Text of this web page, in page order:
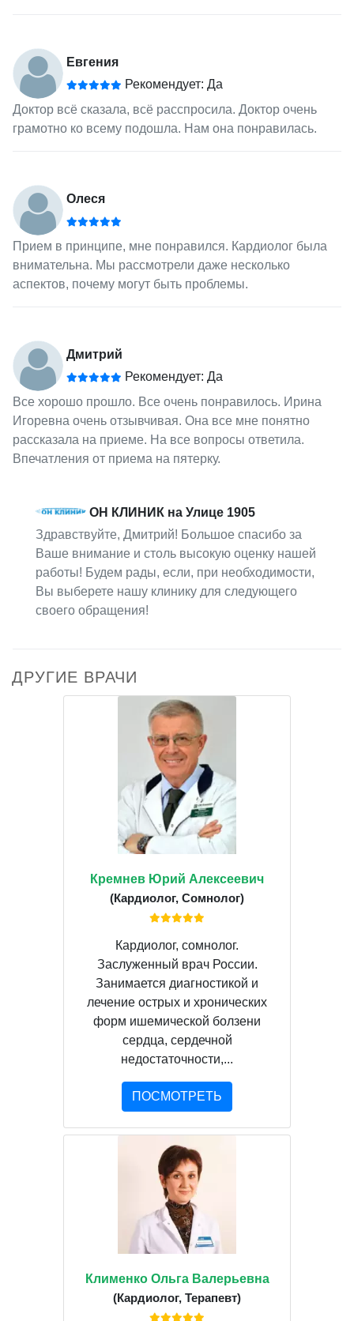
Евгения
Рекомендует: Да
Доктор всё сказала, всё расспросила. Доктор очень
грамотно ко всему подошла. Нам она понравилась.
Олеся
Прием в принципе, мне понравился. Кардиолог была
внимательна. Мы рассмотрели даже несколько
аспектов, почему могут быть проблемы.
Дмитрий
Рекомендует: Да
Все хорошо прошло. Все очень понравилось. Ирина
Игоревна очень отзывчивая. Она все мне понятно
рассказала на приеме. На все вопросы ответила.
Впечатления от приема на пятерку.
ОН КЛИНИК на Улице 1905
Здравствуйте, Дмитрий! Большое спасибо за
Ваше внимание и столь высокую оценку нашей
работы! Будем рады, если, при необходимости,
Вы выберете нашу клинику для следующего
своего обращения!
ДРУГИЕ ВРАЧИ
Кремнев Юрий Алексеевич
(Кардиолог, Сомнолог)
Кардиолог, сомнолог.
Заслуженный врач России.
Занимается диагностикой и
лечение острых и хронических
форм ишемической болзени
сердца, сердечной
недостаточности,...
ПОСМОТРЕТЬ
Клименко Ольга Валерьевна
(Кардиолог, Терапевт)